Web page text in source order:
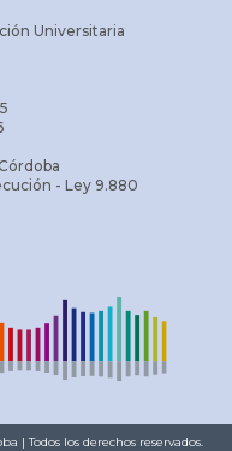
Universitaria
- Ley 9.880
| Todos los derechos reservados.